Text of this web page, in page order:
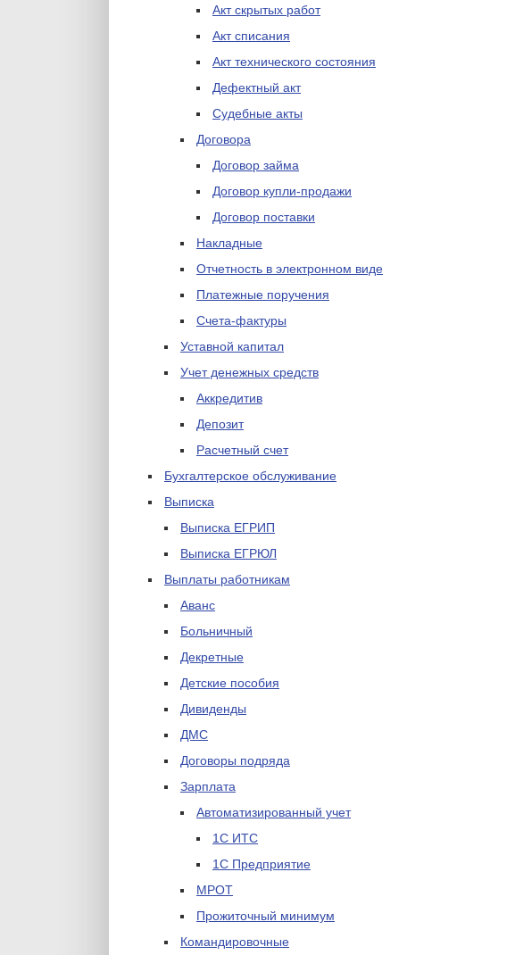
Акт скрытых работ
Акт списания
Акт технического состояния
Дефектный акт
Судебные акты
Договора
Договор займа
Договор купли-продажи
Договор поставки
Накладные
Отчетность в электронном виде
Платежные поручения
Счета-фактуры
Уставной капитал
Учет денежных средств
Аккредитив
Депозит
Расчетный счет
Бухгалтерское обслуживание
Выписка
Выписка ЕГРИП
Выписка ЕГРЮЛ
Выплаты работникам
Аванс
Больничный
Декретные
Детские пособия
Дивиденды
ДМС
Договоры подряда
Зарплата
Автоматизированный учет
1С ИТС
1С Предприятие
МРОТ
Прожиточный минимум
Командировочные